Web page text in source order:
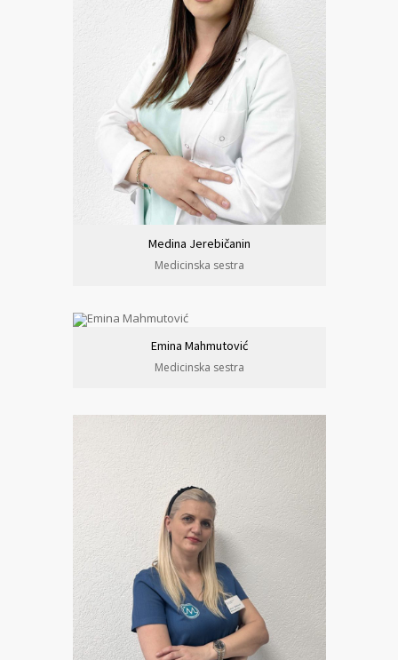
Medina Jerebičanin
Medicinska sestra
Emina Mahmutović
Medicinska sestra